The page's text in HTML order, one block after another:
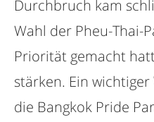
Durchbruch kam
Wahl der Pheu-Thai-
Priorität gemacht
stärken. Ein
die Bangkok Pride